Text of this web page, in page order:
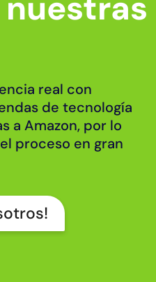
real con
de tecnología
a Amazon, por lo
proceso en gran